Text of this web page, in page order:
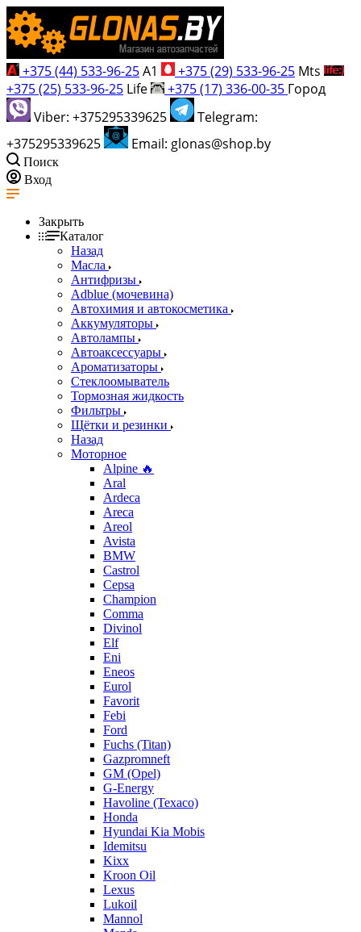
+375 (44) 533-96-25A1 +375 (29) 533-96-25 Mts
+375 (25) 533-96-25 Life +375 (17) 336-00-35 Город
Viber: +375295339625
Telegram:
+375295339625
Email: glonas@shop.by
Поиск
Вход
Закрыть
Каталог
Назад
Масла
Антифризы
Adblue (мочевина)
Автохимия и автокосметика
Аккумуляторы
Автолампы
Автоаксессуары
Ароматизаторы
Стеклоомыватель
Тормозная жидкость
Фильтры
Щётки и резинки
Назад
Моторное
Alpine 🔥
Aral
Ardeca
Areca
Areol
Avista
BMW
Castrol
Cepsa
Champion
Comma
Divinol
Elf
Eni
Eneos
Eurol
Favorit
Febi
Ford
Fuchs (Titan)
Gazpromneft
GM (Opel)
G-Energy
Havoline (Texaco)
Honda
Hyundai Kia Mobis
Idemitsu
Kixx
Kroon Oil
Lexus
Lukoil
Mannol